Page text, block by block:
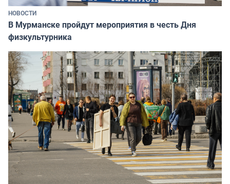
НОВОСТИ
В Мурманске пройдут мероприятия в честь Дня
физкультурника